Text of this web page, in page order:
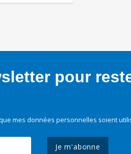
pour
mes données personnelles soient
Je m'abonne